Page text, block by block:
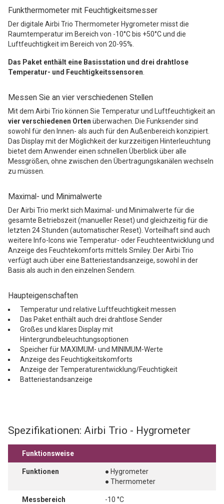
Funkthermometer mit Feuchtigkeitsmesser
Der digitale Airbi Trio Thermometer Hygrometer misst die
Raumtemperatur im Bereich von -10°C bis +50°C und die
Luftfeuchtigkeit im Bereich von 20-95%.
Das Paket enthält eine Basisstation und drei drahtlose
Temperatur- und Feuchtigkeitssensoren
Messen Sie an vier verschiedenen Stellen
Mit dem Airbi Trio können Sie Temperatur und Luftfeuchtigkeit an
vier verschiedenen Orten überwachen. Die Funksender sind
sowohl für den Innen- als auch für den Außenbereich konzipiert.
Das Display mit der Möglichkeit der kurzzeitigen Hinterleuchtung
bietet dem Anwender einen schnellen Überblick über alle
Messgrößen, ohne zwischen den Übertragungskanälen wechseln
zu müssen.
Maximal- und Minimalwerte
Der Airbi Trio merkt sich Maximal- und Minimalwerte für die
gesamte Betriebszeit (manueller Reset) und gleichzeitig für die
letzten 24 Stunden (automatischer Reset). Vorteilhaft sind auch
weitere Info-Icons wie Temperatur- oder Feuchteentwicklung und
Anzeige des Feuchtekomforts mittels Smiley. Der Airbi Trio
verfügt auch über eine Batteriestandsanzeige, sowohl in der
Basis als auch in den einzelnen Sendern.
Haupteigenschaften
Temperatur und relative Luftfeuchtigkeit messen
Das Paket enthält auch drei drahtlose Sender
Großes und klares Display mit
Hintergrundbeleuchtungsoptionen
Speicher für MAXIMUM- und MINIMUM-Werte
Anzeige des Feuchtigkeitskomforts
Anzeige der Temperaturentwicklung/Feuchtigkeit
Batteriestandsanzeige
Spezifikationen: Airbi Trio - Hygrometer
Funktionsweise
Funktionen
● Hygrometer
● Thermometer
Messbereich -10 °C